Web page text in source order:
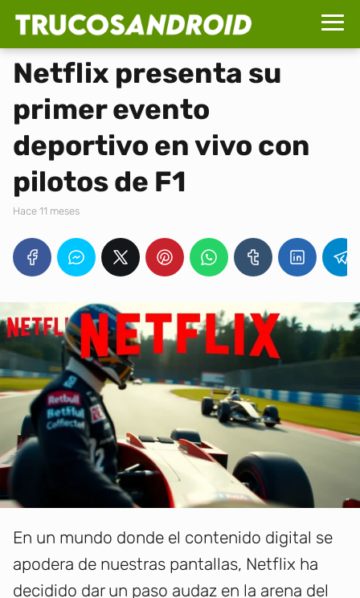
Netflix presenta su
primer evento
deportivo en vivo con
pilotos de F1
hace 11 meses
En un mundo donde el contenido digital se
apodera de nuestras pantallas, Netflix ha
decidido dar un paso audaz en la arena del